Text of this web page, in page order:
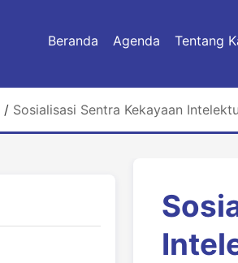
Beranda Agenda Tentang
/ Sosialisasi Sentra Kekayaan